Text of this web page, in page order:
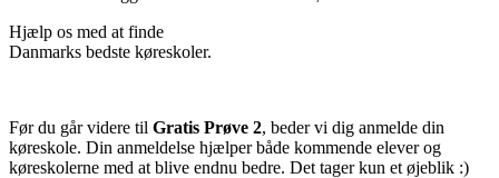
Hjælp os med at finde
Danmarks bedste køreskoler.
Før du går videre til Gratis Prøve 2, beder vi dig anmelde din
køreskole. Din anmeldelse hjælper både kommende elever og
køreskolerne med at blive endnu bedre. Det tager kun et øjeblik :)